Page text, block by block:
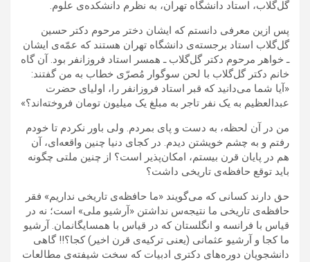
گل‌گلاب، استاد دانشگاه تهران، به نظرم دانشکده‌ی علوم.
پس ازین معرفی دانستم که ایشان دختر مرحوم دکتر حسین
گل‌گلاب استاد برجسته‌ی دانشگاه تهران هستند که عمّه‌ی ایشان
ـ خواهر مرحوم دکتر گل‌گلاب ـ همسر استاد فروزانفر بود. آن گاه
خانم دکتر گل‌گلاب با لحن سوگوار مُصرّی خطاب به من گفتند:
«آیا شما می‌دانید که قبر استاد فروزانفر را، اولیای حضرت
عبدالعظیم به یک نفر تاجر به مبلغ یک میلیون تومان فروخته‌اند؟»
من در آن لحظه، به دست و پای بمردم. ولی باور نکردم تا خودم
رفتم و به چشم خویشتن دیدم. در کجای دنیا چنین واقعه‌ای، آن
هم در پایان قرن بیستم، امکان‌پذیر است؟ از چنین ملتی چگونه
باید توقع حافظه‌ی تاریخی داشت؟
حق دارند کسانی که می‌گویند «ما حافظه‌ی تاریخی نداریم» فقر
حافظه‌ی تاریخی ما نتیجه‌س نداشتن «آرشیو ملی» است؛ نه در
قیاس با فرانسه و انگلستان که در قیاس با همسایگانمان. آرشیو
ما کجا و آرشیو عثمانی (یعنی ترکیه‌ی قرن اخیر) کجا؟!! گاهی
دانشجویان دوره‌های دکتری ادبیات که سخت شیفته‌ی مطالعات